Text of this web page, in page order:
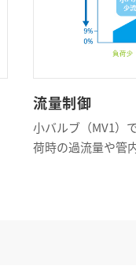
流量制御
小バルブ（MV1）
荷時の過流量や管